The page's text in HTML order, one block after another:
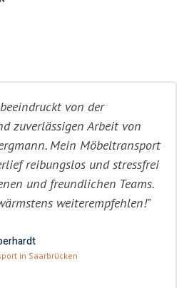
von der
zuverlässigen Arbeit von
Mein Möbeltransport
reibungslos und stressfrei
und freundlichen Teams.
weiterempfehlen!"
in Saarbrücken